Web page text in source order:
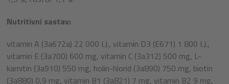
Nutritivni sastav:
vitamin A (3a672a) 22 000 I.J., vitamin D3 (E671) 1 800 I.J.,
vitamin E (3a700) 600 mg, vitamin C (3a312) 500 mg, L-
karnitin (3a910) 550 mg, holin-hlorid (3a890) 750 mg, biotin
(3a880) 0,9 mg, vitamin B1 (3a821) 7 mg, vitamin B2 9 mg,